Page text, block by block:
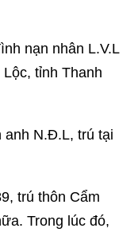
nạn nhân L.V.L
tỉnh Thanh
anh N.Đ.L, trú tại
trú thôn Cẩm
Trong lúc đó,